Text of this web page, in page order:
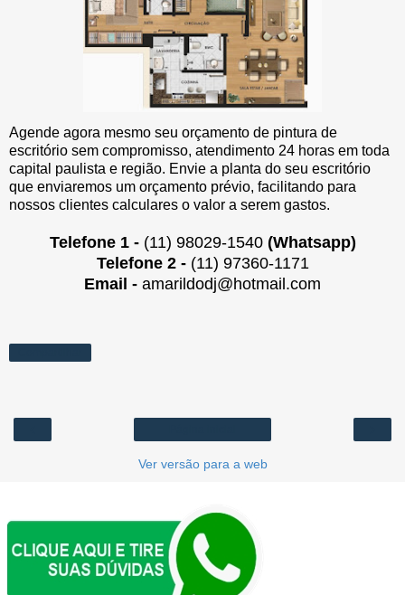
Agende agora mesmo seu orçamento de pintura de
escritório sem compromisso, atendimento 24 horas em toda
capital paulista e região. Envie a planta do seu escritório
que enviaremos um orçamento prévio, facilitando para
nossos clientes calculares o valor a serem gastos.
Telefone 1 - (11) 98029-1540 (Whatsapp)
Telefone 2 - (11) 97360-1171
Email - amarildodj@hotmail.com
Ver versão para a web